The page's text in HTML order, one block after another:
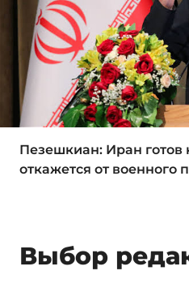
Пезешкиан: Иран готов
откажется от военного
Выбор